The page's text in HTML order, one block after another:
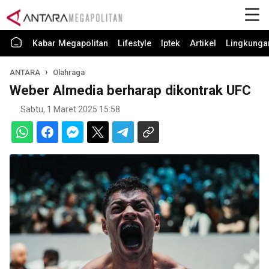
Kabar Megapolitan Lifestyle Iptek Artikel
ANTARA Olahraga
Weber Almedia berharap dikontrak UFC
Sabtu, 1 Maret 2025 15:58